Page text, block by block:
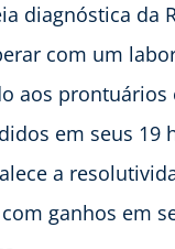
diagnóstica da
com um
aos
em seus 19
a
ganhos em